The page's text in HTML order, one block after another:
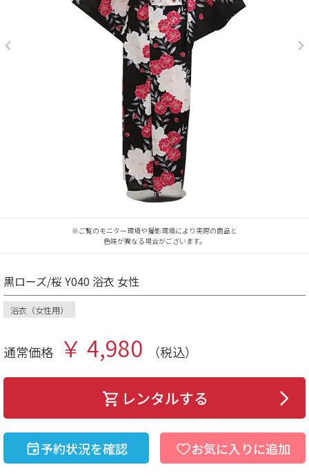
※ご覧のモニター環境や撮影環境により実際の商品と
色味が異なる場合がございます。
黒ローズ/桜 Y040 浴衣 女性
浴衣（女性用）
通常価格 ￥ 4,980 （税込）
レンタルする
予約状況を確認 お気に入りに追加